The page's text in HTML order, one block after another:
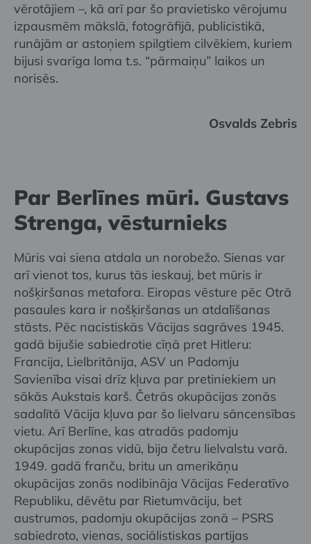
vērotājiem –, kā arī par šo pravietisko vērojumu
izpausmēm mākslā, fotogrāfijā, publicistikā,
runājām ar astoņiem spilgtiem cilvēkiem, kuriem
bijusi svarīga loma t.s. “pārmaiņu” laikos un
norisēs.
Osvalds Zebris
Par Berlīnes mūri. Gustavs
Strenga, vēsturnieks
Mūris vai siena atdala un norobežo. Sienas var
arī vienot tos, kurus tās ieskauj, bet mūris ir
nošķiršanas metafora. Eiropas vēsture pēc Otrā
pasaules kara ir nošķiršanas un atdalīšanas
stāsts. Pēc nacistiskās Vācijas sagrāves 1945.
gadā bijušie sabiedrotie cīņā pret Hitleru:
Francija, Lielbritānija, ASV un Padomju
Savienība visai drīz kļuva par pretiniekiem un
sākās Aukstais karš. Četrās okupācijas zonās
sadalītā Vācija kļuva par šo lielvaru sāncensības
vietu. Arī Berlīne, kas atradās padomju
okupācijas zonas vidū, bija četru lielvalstu varā.
1949. gadā franču, britu un amerikāņu
okupācijas zonās nodibināja Vācijas Federatīvo
Republiku, dēvētu par Rietumvāciju, bet
austrumos, padomju okupācijas zonā – PSRS
sabiedroto, vienas, sociālistiskas partijas